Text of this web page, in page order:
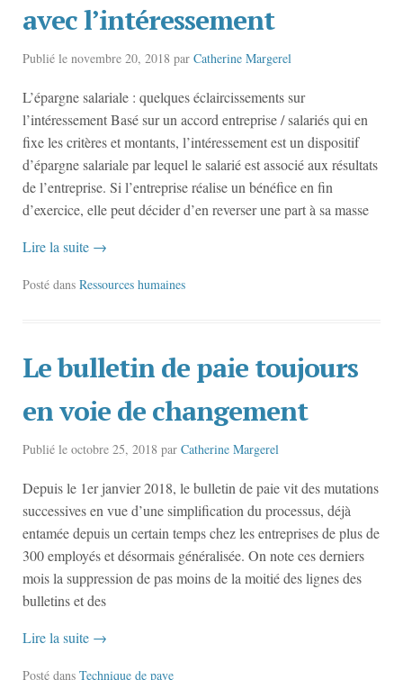
avec l’intéressement
Publié le novembre 20, 2018 par Catherine Margerel
L’épargne salariale : quelques éclaircissements sur
l’intéressement Basé sur un accord entreprise / salariés qui en
fixe les critères et montants, l’intéressement est un dispositif
d’épargne salariale par lequel le salarié est associé aux résultats
de l’entreprise. Si l’entreprise réalise un bénéfice en fin
d’exercice, elle peut décider d’en reverser une part à sa masse
Lire la suite →
Posté dans Ressources humaines
Le bulletin de paie toujours
en voie de changement
Publié le octobre 25, 2018 par Catherine Margerel
Depuis le 1er janvier 2018, le bulletin de paie vit des mutations
successives en vue d’une simplification du processus, déjà
entamée depuis un certain temps chez les entreprises de plus de
300 employés et désormais généralisée. On note ces derniers
mois la suppression de pas moins de la moitié des lignes des
bulletins et des
Lire la suite →
Posté dans Technique de paye